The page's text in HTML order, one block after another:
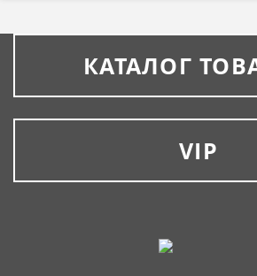
КАТАЛОГ
VIP